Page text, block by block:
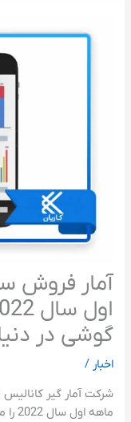
آمار فروش
گوشی در
اخبار /